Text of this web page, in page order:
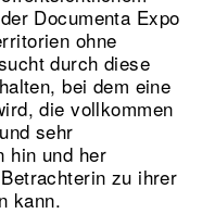
Documenta Expo
ohne
durch diese
bei dem eine
die vollkommen
sehr
hin und her
zu ihrer
kann.